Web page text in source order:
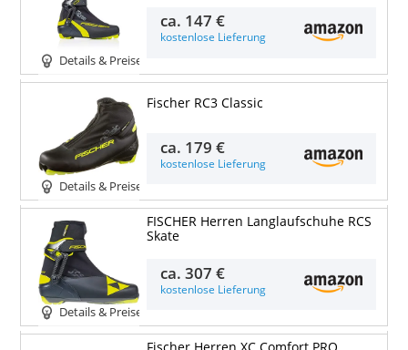
Details & Preise
ca. 147 €
kostenlose Lieferung
Details & Preise
Fischer RC3 Classic
ca. 179 €
kostenlose Lieferung
Details & Preise
FISCHER Herren Langlaufschuhe RCS
Skate
ca.307 €
kostenlose Lieferung